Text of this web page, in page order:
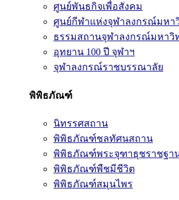
ศูนย์พันธกิจเพื่อสังคม
ศูนย์กีฬาแห่งจุฬาลงกรณ์มหา
ธรรมสถานจุฬาลงกรณ์มหาวิ
อุทยาน 100 ปี จุฬาฯ
จุฬาลงกรณ์ราชบรรณาลัย
พิพิธภัณฑ์
นิทรรศสถาน
พิพิธภัณฑ์ชลทัศนสถาน
พิพิธภัณฑ์พระจุฑาธุชราชฐา
พิพิธภัณฑ์พืชมีชีวิต
พิพิธภัณฑ์สมุนไพร